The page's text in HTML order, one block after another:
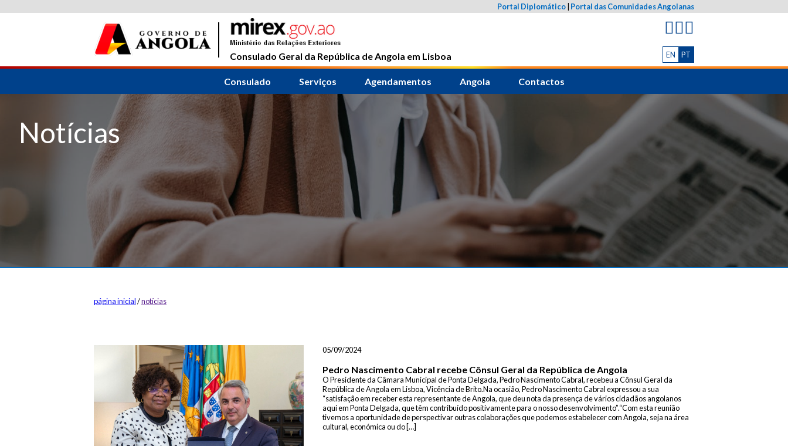
Portal Diplomático Portal das Comunidades Angolanas
Consulado Geral da República de Angola em Lisboa EN PT
Consulado Serviços Agendamentos Angola Contactos
Notícias
página inicial/notícias
05/09/2024
Pedro Nascimento Cabral recebe Cônsul Geral da República de Angola
O Presidente da Câmara Municipal de Ponta Delgada, Pedro Nascimento Cabral, recebeu a Cônsul Geral da
República de Angola em Lisboa, Vicência de Brito.Na ocasião, Pedro Nascimento Cabral expressou a sua
“satisfação em receber esta representante de Angola, que deu nota da presença de vários cidadãos angolanos
aqui em Ponta Delgada, que têm contribuído positivamente para o nosso desenvolvimento”.“Com esta reunião
tivemos a oportunidade de perspectivar outras colaborações que podemos estabelecer com Angola, seja na área
cultural, económica ou do […]